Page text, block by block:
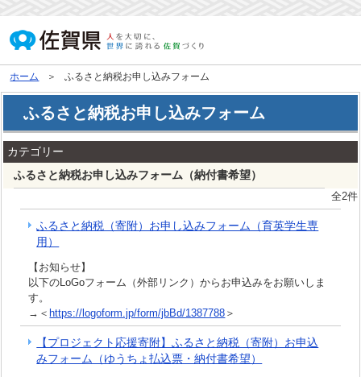
ホーム ふるさと納税お申し込みフォーム
ふるさと納税お申し込みフォーム
カテゴリー
ふるさと納税お申し込みフォーム（納付書希望）
全2件
ふるさと納税（寄附）お申し込みフォーム（育英学生専
用）
【お知らせ】
以下のLoGoフォーム（外部リンク）からお申込みをお願いしま
す。
→＜ https://logoform.jp/form/jbBd/1387788 ＞
【プロジェクト応援寄附】ふるさと納税（寄附）お申込
みフォーム（ゆうちょ払込票・納付書希望）